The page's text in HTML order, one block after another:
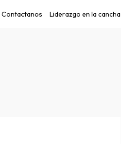
Contactanos Liderazgo en la cancha